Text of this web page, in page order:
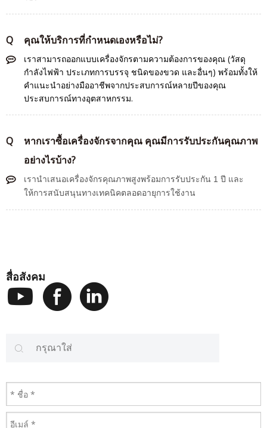
Q คุณให้บริการที่กำหนดเองหรือไม่?
เราสามารถออกแบบเครื่องจักรตามความต้องการของคุณ (วัสดุ
กำลังไฟฟ้า ประเภทการบรรจุ ชนิดของขวด และอื่นๆ) พร้อมทั้งให้
คำแนะนำอย่างมืออาชีพจากประสบการณ์หลายปีของคุณ
ประสบการณ์ทางอุตสาหกรรม.
Q
หากเราซื้อเครื่องจักรจากคุณ คุณมีการรับประกันคุณภาพ
อย่างไรบ้าง?
เรานำเสนอเครื่องจักรคุณภาพสูงพร้อมการรับประกัน 1 ปี และ
ให้การสนับสนุนทางเทคนิคตลอดอายุการใช้งาน
สื่อสังคม